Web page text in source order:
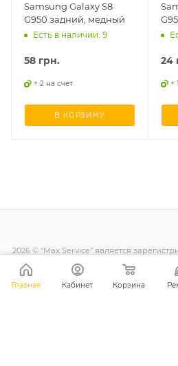
Samsung Galaxy S8
G950 задний, медный
Есть в наличии: 9
58 грн.
+ 2 на счет
В КОРЗИНУ
24
+
2026 © “Max Service” является
Все права
Главная Кабинет Корзина